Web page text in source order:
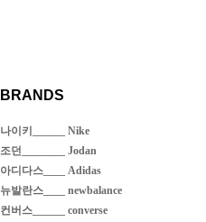
BRANDS
나이키______ Nike
조던________ Jodan
아디다스____ Adidas
뉴발란스____ newbalance
컨버스______ converse